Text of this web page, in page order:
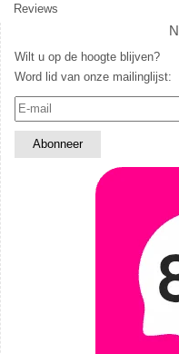
Reviews
Wilt u op de hoogte blijven?
Word lid van onze mailinglijst: